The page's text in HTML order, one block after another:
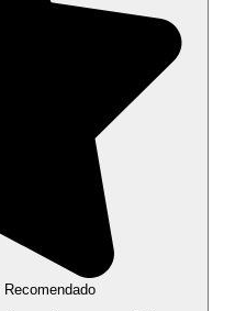
Recomendado